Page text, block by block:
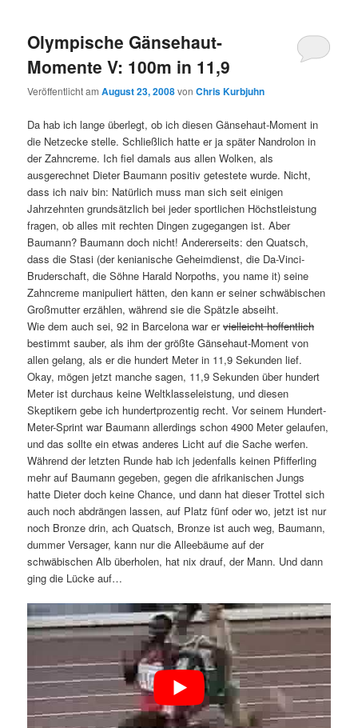
Olympische Gänsehaut-
Momente V: 100m in 11,9
Veröffentlicht amAugust 23, 2008vonChris Kurbjuhn
Da hab ich lange überlegt, ob ich diesen Gänsehaut-Moment in
die Netzecke stelle. Schließlich hatte er ja später Nandrolon in
der Zahncreme. Ich fiel damals aus allen Wolken, als
ausgerechnet Dieter Baumann positiv getestete wurde. Nicht,
dass ich naiv bin: Natürlich muss man sich seit einigen
Jahrzehnten grundsätzlich bei jeder sportlichen Höchstleistung
fragen, ob alles mit rechten Dingen zugegangen ist. Aber
Baumann? Baumann doch nicht! Andererseits: den Quatsch,
dass die Stasi (der kenianische Geheimdienst, die Da-Vinci-
Bruderschaft, die Söhne Harald Norpoths, you name it) seine
Zahncreme manipuliert hätten, den kann er seiner schwäbischen
Großmutter erzählen, während sie die Spätzle abseiht.
Wie dem auch sei, 92 in Barcelona war ervielleicht hoffentlich
bestimmt sauber, als ihm der größte Gänsehaut-Moment von
allen gelang, als er die hundert Meter in 11,9 Sekunden lief.
Okay, mögen jetzt manche sagen, 11,9 Sekunden über hundert
Meter ist durchaus keine Weltklasseleistung, und diesen
Skeptikern gebe ich hundertprozentig recht. Vor seinem Hundert-
Meter-Sprint war Baumann allerdings schon 4900 Meter gelaufen,
und das sollte ein etwas anderes Licht auf die Sache werfen.
Während der letzten Runde hab ich jedenfalls keinen Pfifferling
mehr auf Baumann gegeben, gegen die afrikanischen Jungs
hatte Dieter doch keine Chance, und dann hat dieser Trottel sich
auch noch abdrängen lassen, auf Platz fünf oder wo, jetzt ist nur
noch Bronze drin, ach Quatsch, Bronze ist auch weg, Baumann,
dummer Versager, kann nur die Alleebäume auf der
schwäbischen Alb überholen, hat nix drauf, der Mann. Und dann
ging die Lücke auf…